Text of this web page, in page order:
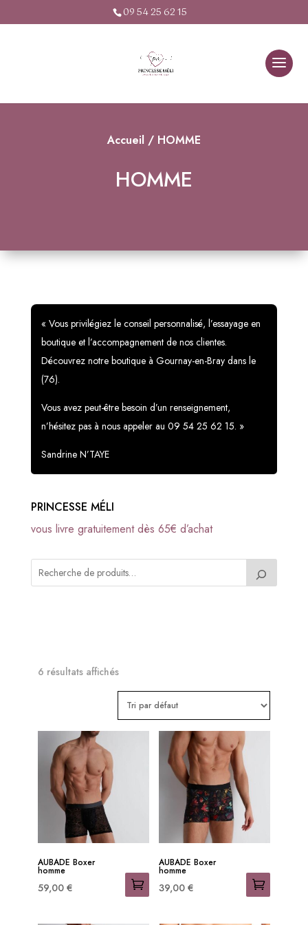
09 54 25 62 15
Accueil / HOMME
HOMME
« Vous privilégiez le conseil personnalisé, l’essayage en
boutique et l’accompagnement de nos clientes.
Découvrez notre boutique à Gournay-en-Bray dans le
(76).
Vous avez peut-être besoin d’un renseignement,
n’hésitez pas à nous appeler au 09 54 25 62 15. »
Sandrine N’TAYE
PRINCESSE MÉLI
vous livre gratuitement dès 65€ d’achat
6 résultats affichés
AUBADE Boxer
homme
59,00 €
AUBADE Boxer
homme
39,00 €
RESTONS
CONNECTES
OFFRES
PRIVILEGES